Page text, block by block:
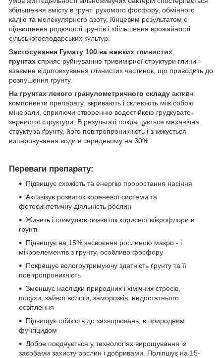
збільшення вмісту в грунті рухомого фосфору, обмінного
калію та молекулярного азоту. Кінцевим результатом є
підвищення родючості грунтів і збільшення врожайності
сільськогосподарських культур.
Застосування Гумату 100 на важких глинистих
грунтах сприяє руйнуванню тривимірної структури глини і
взаємне відштовхування глинистих частинок, що приводить до
розпушення грунту.
На грунтах лекого гранулометричного складу активні
компоненти препарату, вкривають і склеюють між собою
мінерали, сприяючи створенню водостійкою грудкувато-
зернистої структури. В результаті покращується механічна
структура ґрунту, його повітропроникність і знижується
випаровування води в середньому на 30%.
Переваги препарату:
Підвищує схожість та енергію проростання насіння
Активізує розвиток кореневої системи та
фотосинтетичну діяльність рослин
Живить і стимулює розвиток корисної мікрофлори в
грунті
Підвищує на 15% засвоєння рослиною макро - і
мікроелементів з ґрунту, особливо фосфору
Покращує вологоутримуючу здатність ґрунту та її
повітропроникність
Зменшує наслідки природних і хімічних стресів,
посухи, зайвої вологи, заморозків, недостатнього
освітлення
Підвищує стійкість до захворювань, є природним
фунгіцидом
Добре поєднується у технологіях вирощування із
засобами захисту рослин і добривами. Поліпшує на 15-